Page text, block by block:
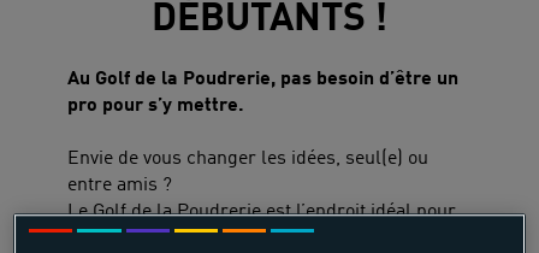
DÉBUTANTS !
Au Golf de la Poudrerie, pas besoin d’être un
pro pour s’y mettre.
Envie de vous changer les idées, seul(e) ou
entre amis ?
Le Golf de la Poudrerie est l’endroit idéal pour
découvrir le golf en toute simplicité,